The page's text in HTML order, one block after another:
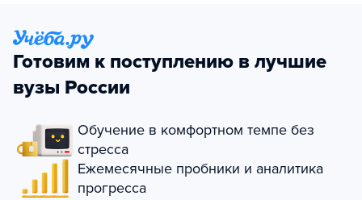
Готовим к поступлению в лучшие
вузы России
Обучение в комфортном темпе без
стресса
Ежемесячные пробники и аналитика
прогресса